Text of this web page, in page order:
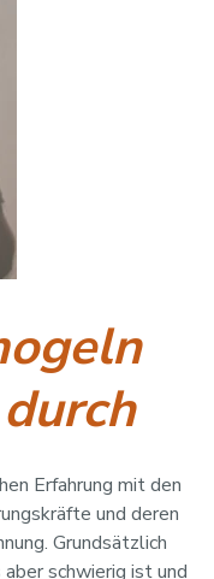
Erfahrung mit den
und deren
Grundsätzlich
schwierig ist und